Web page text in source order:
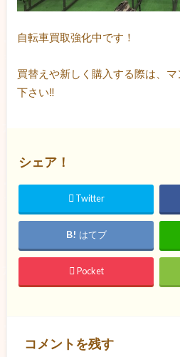
自転車買取強化中です！
買替えや新しく購入する際は、
下さい‼
シェア！
Twitter
はてブ
Pocket
コメントを残す